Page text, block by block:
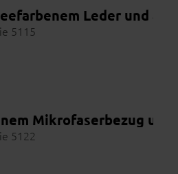
Edelstahlgestell
Leder und
5115
in
Mikrofaserbezug
5122